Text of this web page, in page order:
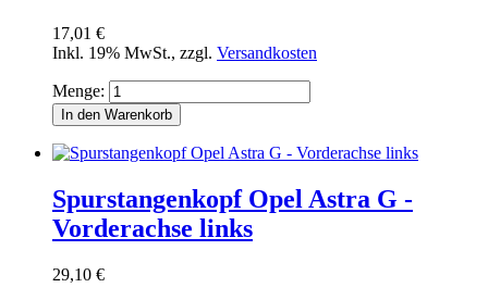
17,01 €
Inkl. 19% MwSt., zzgl. Versandkosten
Menge:
In den Warenkorb
Spurstangenkopf Opel Astra G -
Vorderachse links
29,10 €